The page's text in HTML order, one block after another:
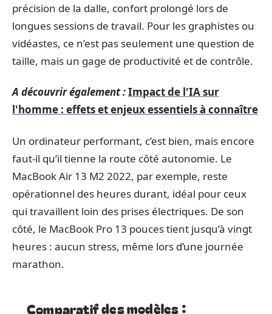
précision de la dalle, confort prolongé lors de
longues sessions de travail. Pour les graphistes ou
vidéastes, ce n’est pas seulement une question de
taille, mais un gage de productivité et de contrôle.
A découvrir également :Impact de l'IA sur
l'homme : effets et enjeux essentiels à connaître
Un ordinateur performant, c’est bien, mais encore
faut-il qu’il tienne la route côté autonomie. Le
MacBook Air 13 M2 2022, par exemple, reste
opérationnel des heures durant, idéal pour ceux
qui travaillent loin des prises électriques. De son
côté, le MacBook Pro 13 pouces tient jusqu’à vingt
heures : aucun stress, même lors d’une journée
marathon.
Comparatif des modèles :